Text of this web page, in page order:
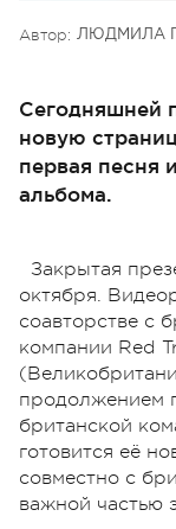
Автор: ЛЮДМИЛА
Сегодняшней
новую
первая песня
альбома.
Закрытая
октября.
соавторстве с
компании Red
продолжением
британской
готовится её
совместно с
важной частью